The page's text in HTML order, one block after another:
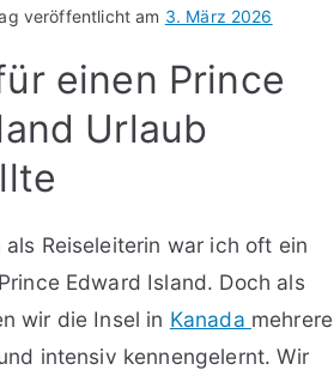
veröffentlicht am 3. März 2026
einen Prince
Urlaub
als Reiseleiterin war ich oft ein
Edward Island. Doch als
wir die Insel in Kanada mehrere
intensiv kennengelernt. Wir